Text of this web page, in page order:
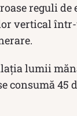
reguli de
vertical
lumii
consumă